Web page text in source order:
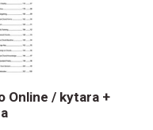
Online / kytara +